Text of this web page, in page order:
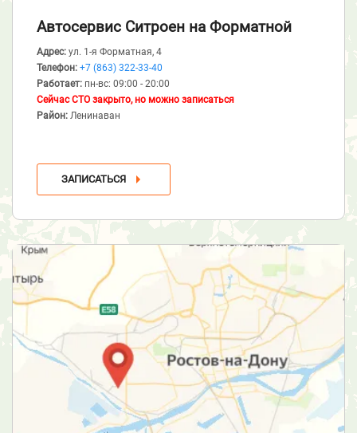
Автосервис Ситроен на Форматной
Адрес: ул. 1-я Форматная, 4
Телефон: +7 (863) 322-33-40
Работает: пн-вс: 09:00 - 20:00
Сейчас СТО закрыто, но можно записаться
Район: Ленинаван
ЗАПИСАТЬСЯ